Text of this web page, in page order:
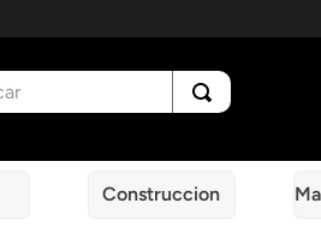
Construccion